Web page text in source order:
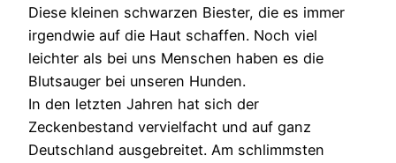
Diese kleinen schwarzen Biester, die es immer
irgendwie auf die Haut schaffen. Noch viel
leichter als bei uns Menschen haben es die
Blutsauger bei unseren Hunden.
In den letzten Jahren hat sich der
Zeckenbestand vervielfacht und auf ganz
Deutschland ausgebreitet. Am schlimmsten